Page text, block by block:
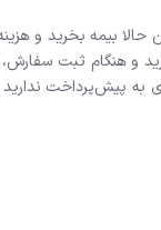
حالا بیمه بخرید و
و هنگام ثبت سفارش،
به پیش‌پرداخت